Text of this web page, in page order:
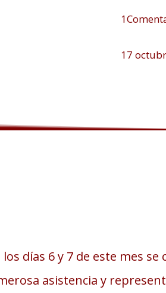
17
días 6 y 7 de este mes se
asistencia y